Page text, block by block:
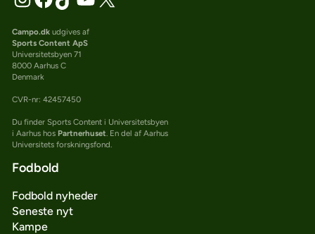
Campo.dkudgives af
Sports Content ApS
Universitetsbyen 71
8000 Aarhus C
Denmark
CVR-nr: 42457450
Du finder Sports Content i Universitetsbyen
i Aarhus hos Partnerhuset. En del af Aarhus
Universitets forskningsfond.
Fodbold
Fodbold nyheder
Seneste nyt
Kampe